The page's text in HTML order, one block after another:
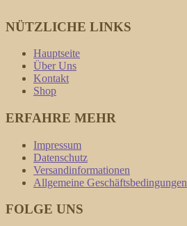
NÜTZLICHE LINKS
Hauptseite
Über Uns
Kontakt
Shop
ERFAHRE MEHR
Impressum
Datenschutz
Versandinformationen
Allgemeine Geschäftsbedingungen
FOLGE UNS